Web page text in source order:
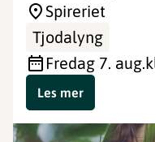
Spireriet
Tjodalyng
fredag 7. aug.
Les mer